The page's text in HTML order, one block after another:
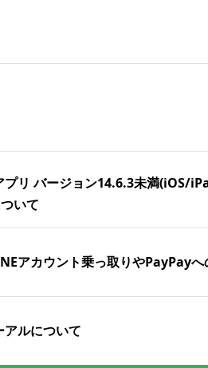
プリ バージョン14.6.3未満(iOS/
いて
アカウント乗っ取りやPayPay
ルについて